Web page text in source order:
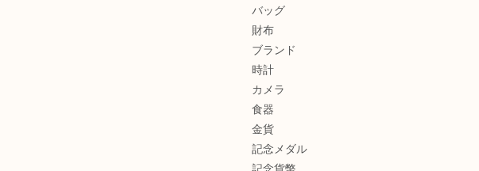
バッグ
財布
ブランド
時計
カメラ
食器
金貨
記念メダル
記念貨幣